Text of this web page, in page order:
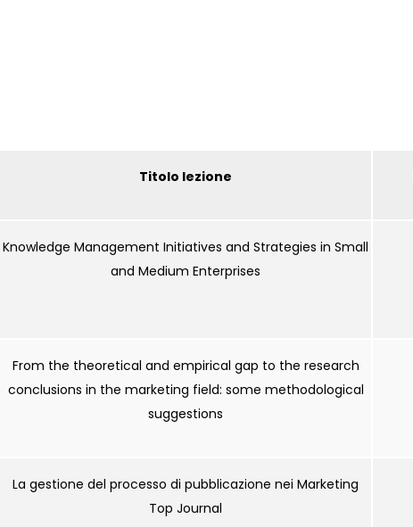
Titolo lezione
Knowledge Management Initiatives and Strategies in Small
and Medium Enterprises
From the theoretical and empirical gap to the research
conclusions in the marketing field: some methodological
suggestions
La gestione del processo di pubblicazione nei Marketing
Top Journal